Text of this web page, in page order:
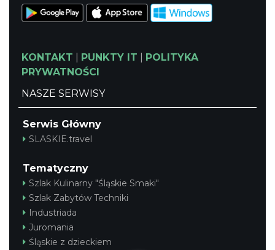
KONTAKT PUNKTY IT
POLITYKA
PRYWATNOŚCI
NASZE SERWISY
Serwis Główny
SLASKIE.travel
Tematyczny
Szlak Kulinarny "Śląskie Smaki"
Szlak Zabytów Techniki
Industriada
Juromania
Śląskie z dzieckiem